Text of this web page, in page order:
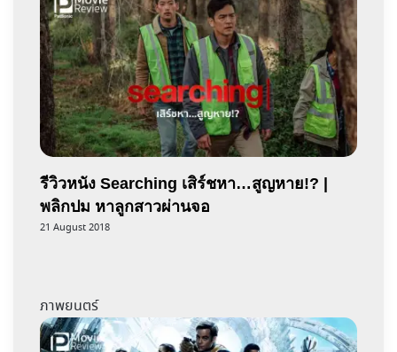
รีวิวหนัง Searching เสิร์ชหา…สูญหาย!? |
พลิกปม หาลูกสาวผ่านจอ
21 August 2018
ภาพยนตร์